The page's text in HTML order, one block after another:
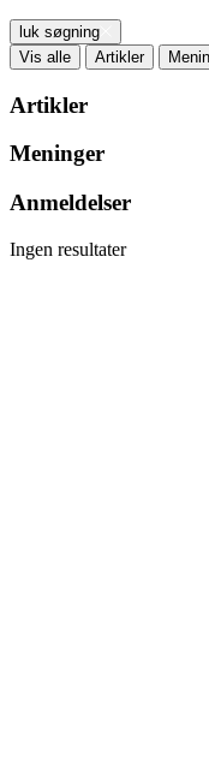
luk søgning
Vis alle
Artikler
Artikler
Meninger
Anmeldelser
Ingen resultater